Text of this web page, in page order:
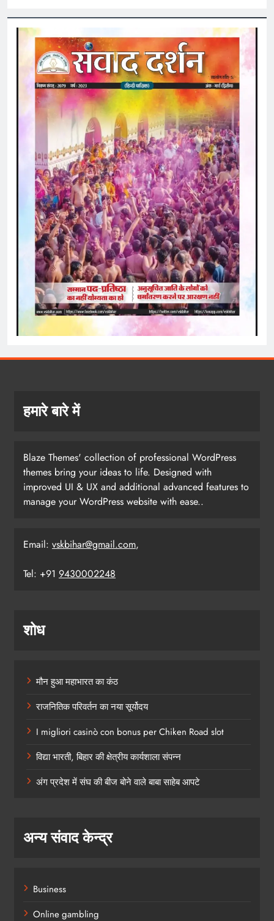
हमारे बारे में
Blaze Themes' collection of professional WordPress
themes bring your ideas to life. Designed with
improved UI & UX and additional advanced features to
manage your WordPress website with ease..
Email: vskbihar@gmail.com,
Tel: +91 9430002248
शोध
मौन हुआ महाभारत का कंठ
राजनितिक परिवर्तन का नया सूर्योदय
I migliori casinò con bonus per Chiken Road slot
विद्या भारती, बिहार की क्षेत्रीय कार्यशाला संपन्न
अंग प्रदेश में संघ की बीज बोने वाले बाबा साहेब आपटे
अन्य संवाद केन्द्र
Business
Online gambling